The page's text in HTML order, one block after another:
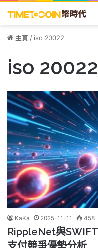
主頁 / iso 20022
iso 20022
KaKa 2025-11-11 458
RippleNet與
支付競爭優勢分析